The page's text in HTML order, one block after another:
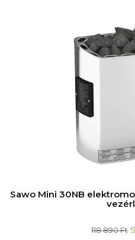
Sawo Mini 30NB
118 890Ft